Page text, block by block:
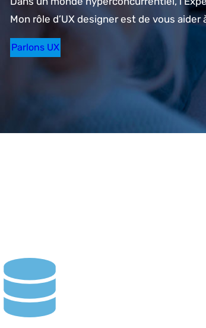
Mon rôle d’UX designer est de vous
Parlons UX